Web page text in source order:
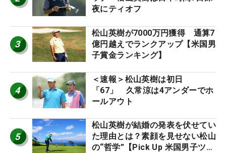
夜にティオフ
3
松山英樹が7000万円獲得 通算7
億円越えでランクアップ【米国男
子賞金ランキング】
4
＜速報＞松山英樹は初日
「67」 久常涼は4アンダーでホ
ールアウト
5
松山英樹が結婚の発表を伏せてい
た理由とは？素顔を見せない松山
の“哲学”【Pick Up 米国男子ツア